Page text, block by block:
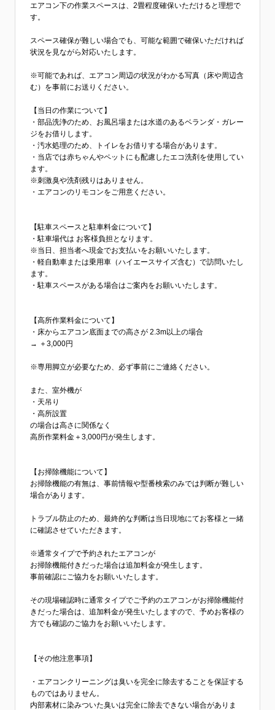
エアコン下の作業スペースは、2畳程度確保いただけると理想で
す。
スペース確保が難しい場合でも、可能な範囲で確保いただければ
状況を見ながら対応いたします。
※可能であれば、エアコン周辺の状況がわかる写真（床や周辺含
む）を事前にお送りください。
【当日の作業について】
・部品洗浄のため、お風呂場または水道のあるベランダ・ガレー
ジをお借りします。
・汚水処理のため、トイレをお借りする場合があります。
・当店では赤ちゃんやペットにも配慮したエコ洗剤を使用してい
ます。
※刺激臭や洗剤残りはありません。
・エアコンのリモコンをご用意ください。
【駐車スペースと駐車料金について】
・駐車場代は お客様負担となります。
※当日、担当者へ現金でお支払いをお願いいたします。
・軽自動車または乗用車（ハイエースサイズ含む）で訪問いたし
ます。
・駐車スペースがある場合はご案内をお願いいたします。
【高所作業料金について】
・床からエアコン底面までの高さが 2.3m以上の場合
→ ＋3,000円
※専用脚立が必要なため、必ず事前にご連絡ください。
また、室外機が
・天吊り
・高所設置
の場合は高さに関係なく
高所作業料金＋3,000円が発生します。
【お掃除機能について】
お掃除機能の有無は、事前情報や型番検索のみでは判断が難しい
場合があります。
トラブル防止のため、最終的な判断は当日現地にてお客様と一緒
に確認させていただきます。
※通常タイプで予約されたエアコンが
お掃除機能付きだった場合は追加料金が発生します。
事前確認にご協力をお願いいたします。
その現場確認時に通常タイプでご予約のエアコンがお掃除機能付
きだった場合は、追加料金が発生いたしますので、予めお客様の
方でも確認のご協力をお願いいたします。
【その他注意事項】
・エアコンクリーニングは臭いを完全に除去することを保証する
ものではありません。
内部素材に染みついた臭いは完全に除去できない場合がありま